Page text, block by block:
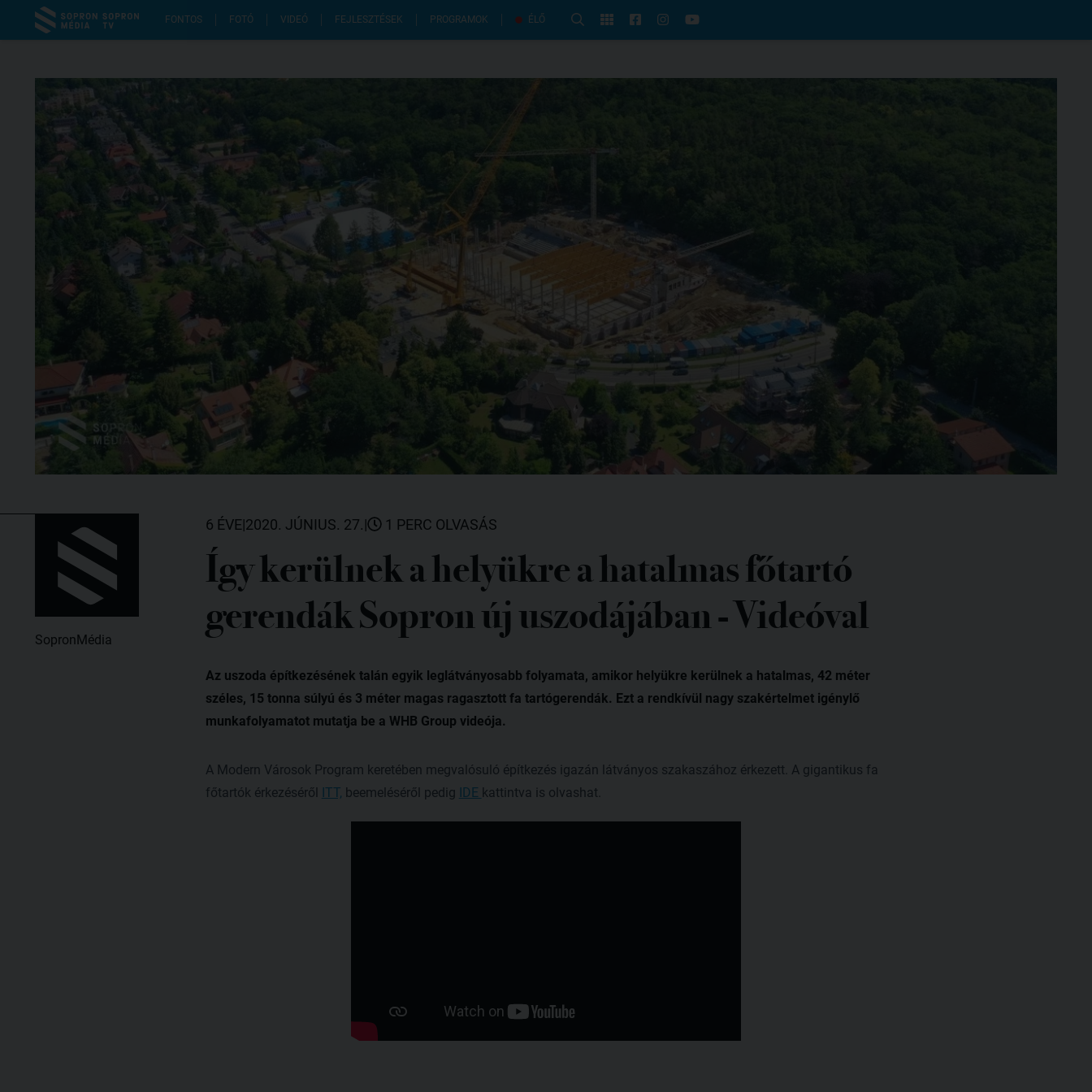
FONTOS FOTÓ VIDEÓ FEJLESZTÉSEK PROGRAMOK ÉLŐ
SopronMédia
6 ÉVE|2020. JÚNIUS. 27.| 1 PERC OLVASÁS
Így kerülnek a helyükre a hatalmas főtartó
gerendák Sopron új uszodájában - Videóval
Az uszoda építkezésének talán egyik leglátványosabb folyamata, amikor helyükre kerülnek a hatalmas, 42 méter
széles, 15 tonna súlyú és 3 méter magas ragasztott fa tartógerendák. Ezt a rendkívül nagy szakértelmet igénylő
munkafolyamatot mutatja be a WHB Group videója.
A Modern Városok Program keretében megvalósuló építkezés igazán látványos szakaszához érkezett. A gigantikus fa
főtartók érkezéséről ITT, beemeléséről pedig IDE kattintva is olvashat.